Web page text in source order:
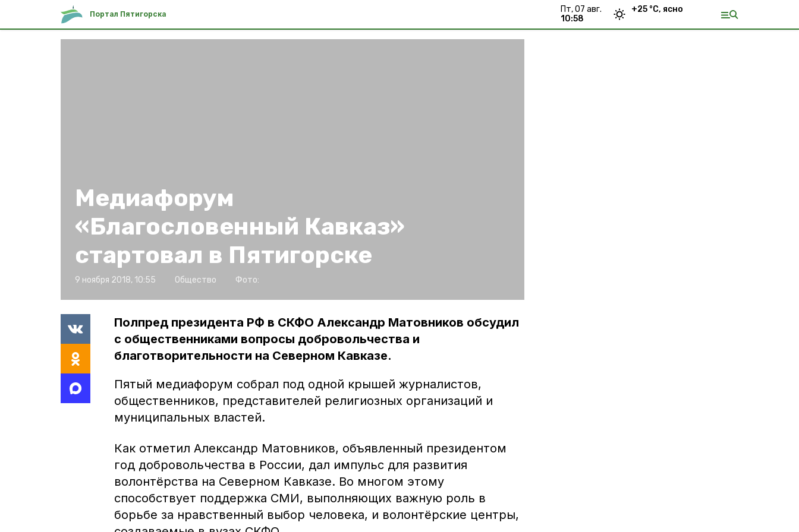
Портал Пятигорска
пт, 07 авг.
10:58
+25 °С, ясно
Медиафорум
«Благословенный Кавказ»
стартовал в Пятигорске
9 ноября 2018, 10:55 Общество Фото:
Полпред президента РФ в СКФО Александр Матовников обсудил
с общественниками вопросы добровольчества и
благотворительности на Северном Кавказе.
Пятый медиафорум собрал под одной крышей журналистов,
общественников, представителей религиозных организаций и
муниципальных властей.
Как отметил Александр Матовников, объявленный президентом
год добровольчества в России, дал импульс для развития
волонтёрства на Северном Кавказе. Во многом этому
способствует поддержка СМИ, выполняющих важную роль в
борьбе за нравственный выбор человека, и волонтёрские центры,